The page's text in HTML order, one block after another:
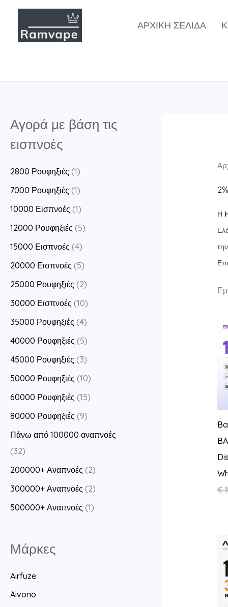
Μετάβαση
περιεχόμενο
ΑΡΧΙΚΉ ΣΕΛΊΔΑ
Αγορά με βάση τις
εισπνοές
2800 Ρουφηξιές (1)
7000 Ρουφηξιές (1)
10000 Εισπνοές (1)
12000 Ρουφηξιές (5)
15000 Εισπνοές (4)
20000 Εισπνοές (5)
25000 Ρουφηξιές (2)
30000 Εισπνοές (10)
35000 Ρουφηξιές (4)
40000 Ρουφηξιές (5)
45000 Ρουφηξιές (3)
50000 Ρουφηξιές (10)
60000 Ρουφηξιές (15)
80000 Ρουφηξιές (9)
Πάνω από 100000 αναπνοές
(32)
200000+ Αναπνοές (2)
300000+ Αναπνοές (2)
500000+ Αναπνοές (1)
Μάρκες
Airfuze
Aivono
Η
€